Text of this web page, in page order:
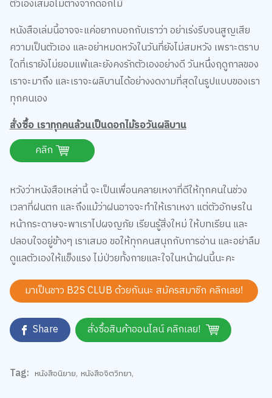
หนังสือเล่มนี้อาจจะแค่อยากบอกกับเราว่า อย่าเร่งรีบจนสูญเสีย
ความเป็นตัวเอง และอย่าหมดหวังในวันที่ยังไม่สมหวัง เพราะตราบ
ใดที่เรายังไม่ยอมแพ้และยังคงรักตัวเองอย่างดี วันหนึ่งฤดูกาลของ
เราจะมาถึง และเราจะผลิบานได้อย่างงดงามที่สุดในรูปแบบของเรา
ทุกคนเอง
สั่งซื้อ เราทุกคนล้วนเป็นดอกไม้รอวันผลิบาน
คลิก
เวลาที่ฝนตก และถึงแม้ว่าฝนอาจจะทำให้เราเหงา แต่ตัวอักษรใน
หน้ากระดาษจะพาเราไปผจญภัย เรียนรู้สิ่งใหม่ ให้บทเรียน และ
ปลอบใจอยู่ข้างๆ เราเสมอ ขอให้ทุกคนสนุกกับการอ่าน และอย่าลืม
ดูแลตัวเองให้แข็งแรง ไม่ป่วยทั้งกายและใจในหน้าฝนนี้นะคะ
Share สั่งซื้อสินค้าออนไลน์ คลิกเลย!